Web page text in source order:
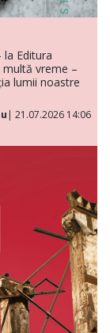
Editura
vreme –
lumii noastre
| 21.07.2026 14:06